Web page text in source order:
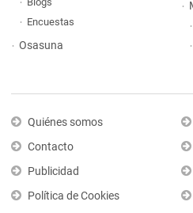
Encuestas
Osasuna
Quiénes somos
Contacto
Publicidad
Política de Cookies